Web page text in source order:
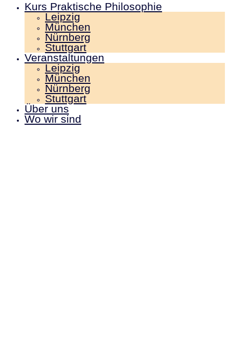
Kurs Praktische Philosophie
Leipzig
München
Nürnberg
Stuttgart
Veranstaltungen
Leipzig
München
Nürnberg
Stuttgart
Über uns
Wo wir sind